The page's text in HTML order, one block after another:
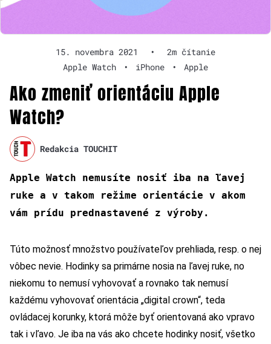
15. novembra 2021 •
2m čítanie
Apple Watch
• iPhone • Apple
Ako zmeniť orientáciu Apple
Watch?
Redakcia TOUCHIT
Apple Watch nemusíte nosiť iba na ľavej
ruke a v takom režime orientácie v akom
vám prídu prednastavené z výroby.
Túto možnosť množstvo používateľov prehliada, resp. o nej
vôbec nevie. Hodinky sa primárne nosia na ľavej ruke, no
niekomu to nemusí vyhovovať a rovnako tak nemusí
každému vyhovovať orientácia „digital crown“, teda
ovládacej korunky, ktorá môže byť orientovaná ako vpravo
tak i vľavo. Je iba na vás ako chcete hodinky nosiť, všetko